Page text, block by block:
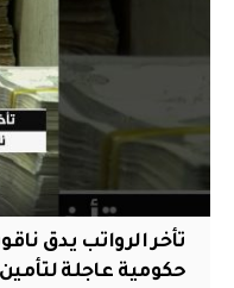
تأخر الرواتب يدق
حكومية عاجلة